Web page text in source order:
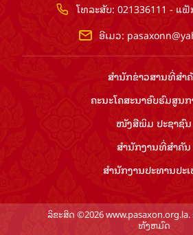
ໂທລະສັບ: 021336111 - ແຟັ
ອີເມວ:
ສຳ​ນັກ​ຂ່າວ​ສານ​ທີ່​ສຳ​
ຄະນະໂຄສະນາອົບຮົມ​ສູນ​
ໜັງສືພິມ ປະ​ຊາ​ຊົນ
ສຳ​ນັກ​ງານ​ທີ່​ສຳ​ຄັນ
ສຳ​ນັກ​ງານ​ປະ​ທານ​ປະ​
ລິຂະສິດ ©2026
ທັງຫມົດ